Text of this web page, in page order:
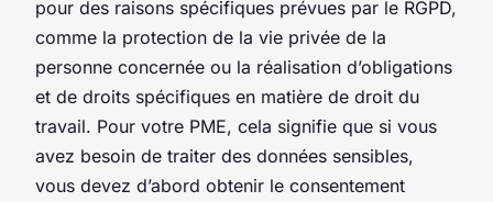
pour des raisons spécifiques prévues par le RGPD,
comme la protection de la vie privée de la
personne concernée ou la réalisation d’obligations
et de droits spécifiques en matière de droit du
travail. Pour votre PME, cela signifie que si vous
avez besoin de traiter des données sensibles,
vous devez d’abord obtenir le consentement